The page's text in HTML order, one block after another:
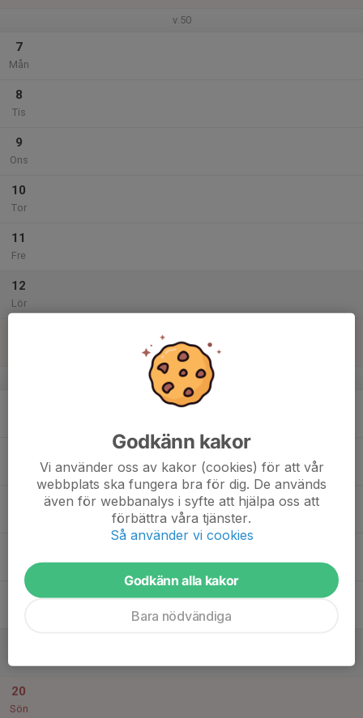
v.50
7
Mån
8
Tis
9
Ons
10
Tor
11
Fre
12
Lör
v.51
20
Sön
Godkänn kakor
Vi använder oss av kakor (cookies) för att vår
webbplats ska fungera bra för dig. De används
även för webbanalys i syfte att hjälpa oss att
förbättra våra tjänster.
Så använder vi cookies
Godkänn alla kakor
Bara nödvändiga